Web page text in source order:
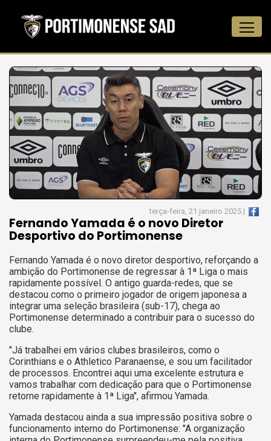
terça-feira, 21 janeiro 2025 |
Fernando Yamada é o novo Diretor
Desportivo do Portimonense
Fernando Yamada é o novo diretor desportivo, reforçando a
ambição do Portimonense de regressar à 1ª Liga o mais
rapidamente possível. O antigo guarda-redes, que se
destacou como o primeiro jogador de origem japonesa a
integrar uma seleção brasileira (sub-17), chega ao
Portimonense determinado a contribuir para o sucesso do
clube.
"Já trabalhei em vários clubes brasileiros, como o
Corinthians e o Athletico Paranaense, e sou um facilitador
de processos. Encontrei aqui uma excelente estrutura e
vamos trabalhar com dedicação para que o Portimonense
retorne rapidamente à 1ª Liga", afirmou Yamada.
Yamada destacou ainda a sua impressão positiva sobre o
funcionamento interno do Portimonense: "A organização